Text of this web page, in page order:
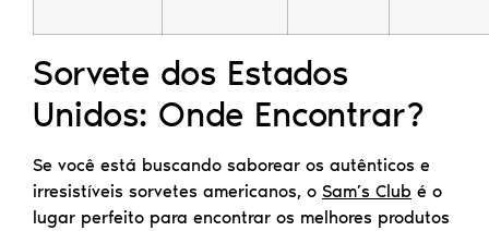
Sorvete dos Estados
Unidos: Onde Encontrar?
Se você está buscando saborear os autênticos e
irresistíveis sorvetes americanos, o Sam’s Club é o
lugar perfeito para encontrar os melhores produtos